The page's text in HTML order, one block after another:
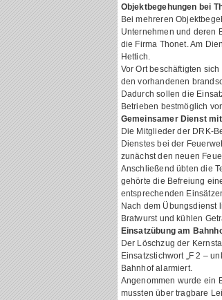
Objektbegehungen bei
Bei mehreren
Unternehmen und deren
die Firma Thonet. Am
Hettich.
Vor Ort beschäftigten
den vorhandenen
Dadurch sollen die
Betrieben bestmöglich
Gemeinsamer Dienst
Die Mitglieder der DRK-
Dienstes bei der
zunächst den neuen
Anschließend übten die
gehörte die Befreiung
entsprechenden
Nach dem
Bratwurst und kühlen
Einsatzübung am
Der Löschzug der
Einsatzstichwort „F 2 –
Bahnhof alarmiert.
Angenommen wurde ein
mussten über tragbare